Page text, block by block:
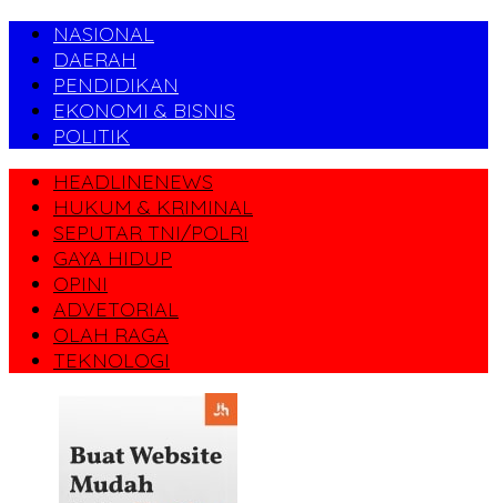
NASIONAL
DAERAH
PENDIDIKAN
EKONOMI & BISNIS
POLITIK
HEADLINENEWS
HUKUM & KRIMINAL
SEPUTAR TNI/POLRI
GAYA HIDUP
OPINI
ADVETORIAL
OLAH RAGA
TEKNOLOGI